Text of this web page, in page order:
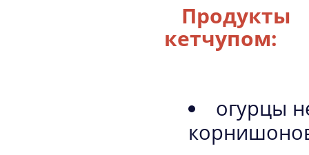
кетчупом:
огурцы